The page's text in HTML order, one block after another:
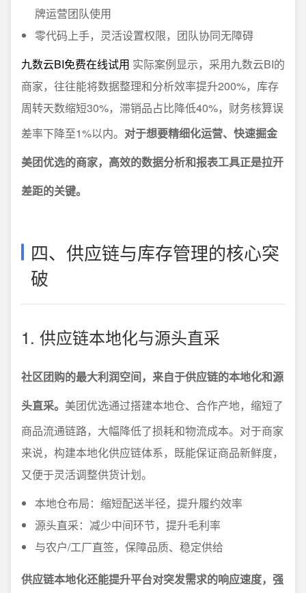
牌运营团队使用
零代码上手，灵活设置权限，团队协同无障碍
九数云BI免费在线试用 实际案例显示，采用九数云BI的
商家，往往能将数据整理和分析效率提升200%，库存
周转天数缩短30%，滞销品占比降低40%，财务核算误
差率下降至1%以内。 对于想要精细化运营、快速掘金
美团优选的商家，高效的数据分析和报表工具正是拉开
差距的关键。
四、供应链与库存管理的核心突
破
1. 供应链本地化与源头直采
社区团购的最大利润空间，来自于供应链的本地化和源
头直采。 美团优选通过搭建本地仓、合作产地，缩短了
商品流通链路，大幅降低了损耗和物流成本。对于商家
来说，构建本地化供应链体系，既能保证商品新鲜度，
又便于灵活调整供货计划。
本地仓布局：缩短配送半径，提升履约效率
源头直采：减少中间环节，提升毛利率
与农户/工厂直签，保障品质、稳定供给
供应链本地化还能提升平台对突发需求的响应速度，强